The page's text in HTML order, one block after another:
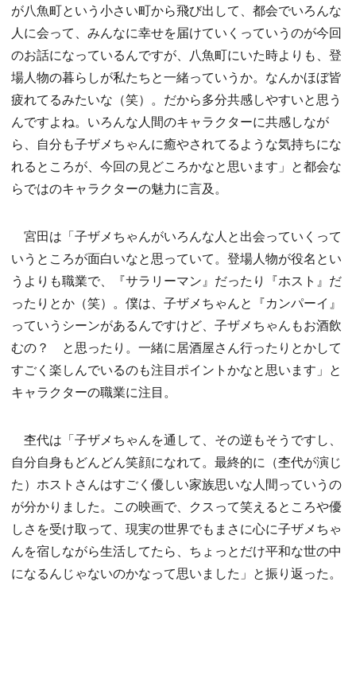
が八魚町という小さい町から飛び出して、都会でいろんな
人に会って、みんなに幸せを届けていくっていうのが今回
のお話になっているんですが、八魚町にいた時よりも、登
場人物の暮らしが私たちと一緒っていうか。なんかほぼ皆
疲れてるみたいな（笑）。だから多分共感しやすいと思う
んですよね。いろんな人間のキャラクターに共感しなが
ら、自分も子ザメちゃんに癒やされてるような気持ちにな
れるところが、今回の見どころかなと思います」と都会な
らではのキャラクターの魅力に言及。
宮田は「子ザメちゃんがいろんな人と出会っていくって
いうところが面白いなと思っていて。登場人物が役名とい
うよりも職業で、『サラリーマン』だったり『ホスト』だ
ったりとか（笑）。僕は、子ザメちゃんと『カンパーイ』
っていうシーンがあるんですけど、子ザメちゃんもお酒飲
むの？ と思ったり。一緒に居酒屋さん行ったりとかして
すごく楽しんでいるのも注目ポイントかなと思います」と
キャラクターの職業に注目。
杢代は「子ザメちゃんを通して、その逆もそうですし、
自分自身もどんどん笑顔になれて。最終的に（杢代が演じ
た）ホストさんはすごく優しい家族思いな人間っていうの
が分かりました。この映画で、クスって笑えるところや優
しさを受け取って、現実の世界でもまさに心に子ザメちゃ
んを宿しながら生活してたら、ちょっとだけ平和な世の中
になるんじゃないのかなって思いました」と振り返った。